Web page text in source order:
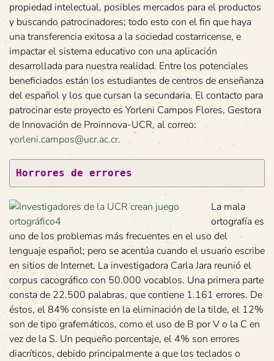
propiedad intelectual, posibles mercados para el productos
y buscando patrocinadores; todo esto con el fin que haya
una transferencia exitosa a la sociedad costarricense, e
impactar el sistema educativo con una aplicación
desarrollada para nuestra realidad. Entre los potenciales
beneficiados están los estudiantes de centros de enseñanza
del español y los que cursan la secundaria. El contacto para
patrocinar este proyecto es Yorleni Campos Flores, Gestora
de Innovación de Proinnova-UCR, al correo:
yorleni.campos@ucr.ac.cr.
Horrores de errores
La mala
ortografía es
uno de los problemas más frecuentes en el uso del
lenguaje español; pero se acentúa cuando el usuario escribe
en sitios de Internet. La investigadora Carla Jara reunió el
corpus cacográfico con 50.000 vocablos. Una primera parte
consta de 22.500 palabras, que contiene 1.161 errores. De
éstos, el 84% consiste en la eliminación de la tilde, el 12%
son de tipo grafemáticos, como el uso de B por V o la C en
vez de la S. Un pequeño porcentaje, el 4% son errores
diacríticos, debido principalmente a que los teclados o